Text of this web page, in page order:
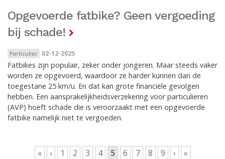
Opgevoerde fatbike? Geen vergoeding
bij schade!
Particulier 02-12-2025
Fatbikes zijn populair, zeker onder jongeren. Maar steeds vaker
worden ze opgevoerd, waardoor ze harder kunnen dan de
toegestane 25 km/u. En dat kan grote financiële gevolgen
hebben. Een aansprakelijkheidsverzekering voor particulieren
(AVP) hoeft schade die is veroorzaakt met een opgevoerde
fatbike namelijk niet te vergoeden.
Pagina's
« ‹ 1 2 3 4 5 6 7 8 9 › »